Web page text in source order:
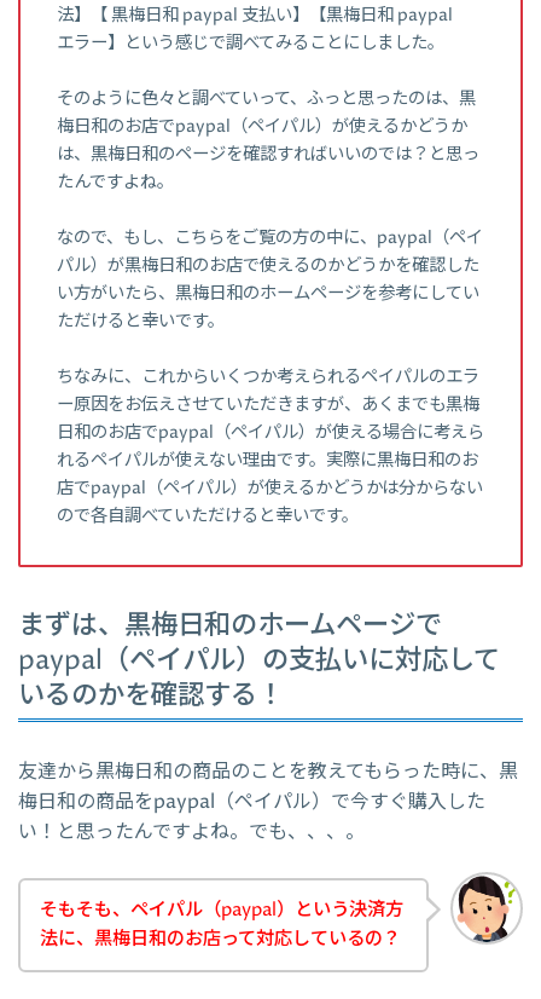
法】【 黒梅日和 paypal 支払い】【黒梅日和 paypal
エラー】という感じで調べてみることにしました。
そのように色々と調べていって、ふっと思ったのは、黒
梅日和のお店でpaypal（ペイパル）が使えるかどうか
は、黒梅日和のページを確認すればいいのでは？と思っ
たんですよね。
なので、もし、こちらをご覧の方の中に、paypal（ペイ
パル）が黒梅日和のお店で使えるのかどうかを確認した
い方がいたら、黒梅日和のホームページを参考にしてい
ただけると幸いです。
ちなみに、これからいくつか考えられるペイパルのエラ
ー原因をお伝えさせていただきますが、あくまでも黒梅
日和のお店でpaypal（ペイパル）が使える場合に考えら
れるペイパルが使えない理由です。実際に黒梅日和のお
店でpaypal（ペイパル）が使えるかどうかは分からない
ので各自調べていただけると幸いです。
まずは、黒梅日和のホームページで
paypal（ペイパル）の支払いに対応して
いるのかを確認する！
友達から黒梅日和の商品のことを教えてもらった時に、黒
梅日和の商品をpaypal（ペイパル）で今すぐ購入した
い！と思ったんですよね。でも、、、。
そもそも、ペイパル（paypal）という決済方
法に、黒梅日和のお店って対応しているの？